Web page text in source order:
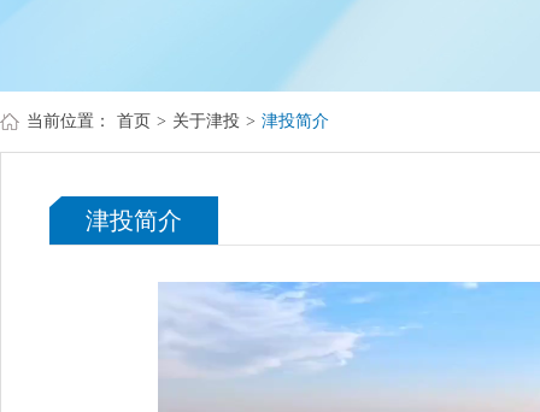
当前位置： 首页 > 关于津投 > 津投简介
津投简介